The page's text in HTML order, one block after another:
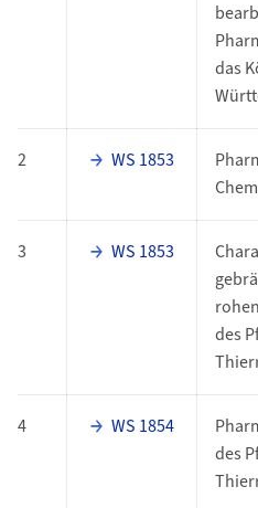
das
2 WS 1853
3 WS 1853
des
4 WS 1854
des